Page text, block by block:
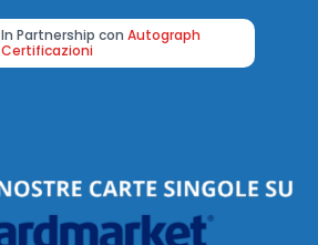
In Partnership con Autograph
Certificazioni